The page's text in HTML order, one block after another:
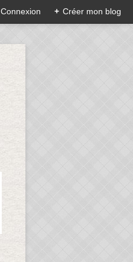
Connexion + Créer mon blog